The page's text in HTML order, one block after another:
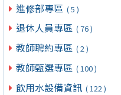
進修部專區 ( 5 )
退休人員專區 ( 76 )
教師聘約專區 ( 2 )
教師甄選專區 ( 100 )
飲用水設備資訊 ( 122 )